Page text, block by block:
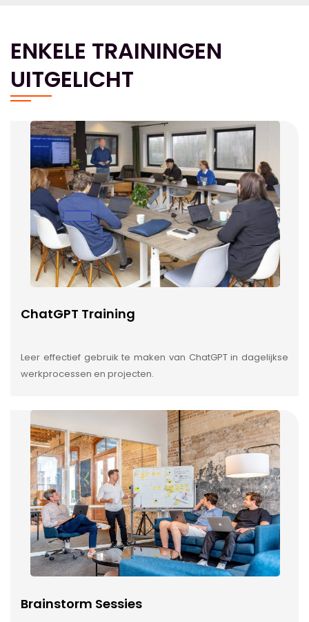
ENKELE TRAININGEN
UITGELICHT
ChatGPT Training
Leer effectief gebruik te maken van ChatGPT in dagelijkse
werkprocessen en projecten.
Brainstorm Sessies